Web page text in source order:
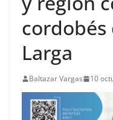
cordobés
Larga
Baltazar Vargas 10